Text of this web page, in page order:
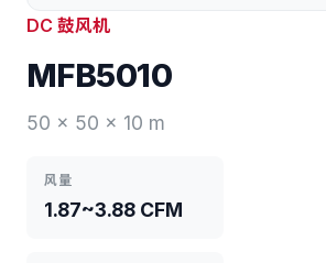
DC 鼓风机
MFB5010
50 x 50 x 10 m
风量
1.87~3.88 CFM